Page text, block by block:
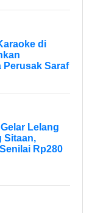
di
Perusak Saraf
Lelang
Sitaan,
Rp280